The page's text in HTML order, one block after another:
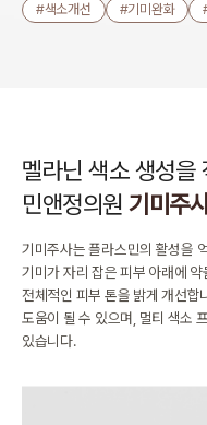
#색소개선 #기미완화
멜라닌 색소 생성을
민앤정의원기미주
기미주사는 플라스민의 활성을
기미가 자리 잡은 피부 아래에
전체적인 피부 톤을 밝게 개선합
도움이 될 수 있으며, 멀티 색소
있습니다.